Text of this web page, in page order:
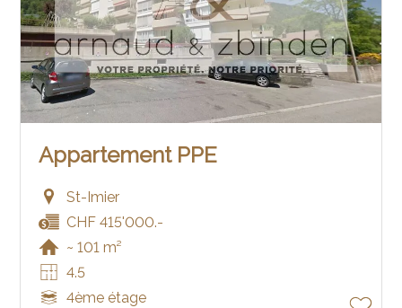
Appartement PPE
St-Imier
CHF 415'000.-
~ 101 m²
4.5
4ème étage